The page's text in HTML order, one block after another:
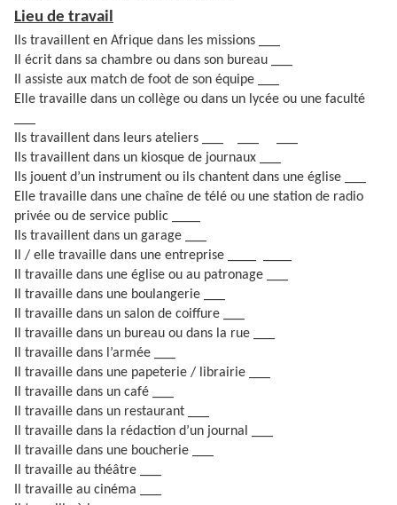
Lieu de travail
Ils travaillent en Afrique dans les missions ___
Il écrit dans sa chambre ou dans son bureau ___
Il assiste aux match de foot de son équipe ___
Elle travaille dans un collège ou dans un lycée ou une faculté
Ils travaillent dans leurs ateliers ___ ___ ___
Ils travaillent dans un kiosque de journaux ___
Ils jouent d’un instrument ou ils chantent dans une église ___
Elle travaille dans une chaîne de télé ou une station de radio
privée ou de service public ____
Ils travaillent dans un garage ___
Il / elle travaille dans une entreprise ____ ____
Il travaille dans une église ou au patronage ___
Il travaille dans une boulangerie ___
Il travaille dans un salon de coiffure ___
Il travaille dans un bureau ou dans la rue ___
Il travaille dans l’armée ___
Il travaille dans une papeterie / librairie ___
Il travaille dans un café ___
Il travaille dans un restaurant ___
Il travaille dans la rédaction d’un journal ___
Il travaille dans une boucherie ___
Il travaille au théâtre ___
Il travaille au cinéma ___